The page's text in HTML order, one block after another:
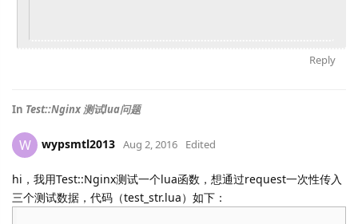
Reply
In Test::Nginx 测试lua问题
W wypsmtl2013 Aug 2, 2016 Edited
hi，我用Test::Nginx测试一个lua函数，想通过request一次性传入
三个测试数据，代码（test_str.lua）如下：